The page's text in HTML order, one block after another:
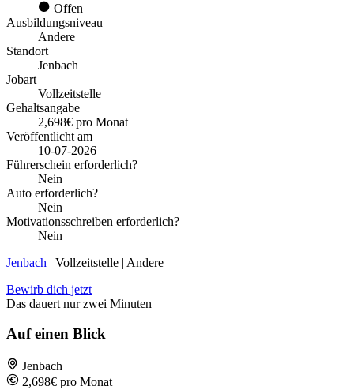
Offen
Ausbildungsniveau
Andere
Standort
Jenbach
Jobart
Vollzeitstelle
Gehaltsangabe
2,698€ pro Monat
Veröffentlicht am
10-07-2026
Führerschein erforderlich?
Nein
Auto erforderlich?
Nein
Motivationsschreiben erforderlich?
Nein
Jenbach | Vollzeitstelle | Andere
Bewirb dich jetzt
Das dauert nur zwei Minuten
Auf einen Blick
Jenbach
2,698€ pro Monat